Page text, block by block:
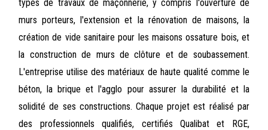
types de travaux de maçonnerie, y compris l'ouverture de
murs porteurs, l'extension et la rénovation de maisons, la
création de vide sanitaire pour les maisons ossature bois, et
la construction de murs de clôture et de soubassement.
L'entreprise utilise des matériaux de haute qualité comme le
béton, la brique et l'agglo pour assurer la durabilité et la
solidité de ses constructions. Chaque projet est réalisé par
des professionnels qualifiés, certifiés Qualibat et RGE,